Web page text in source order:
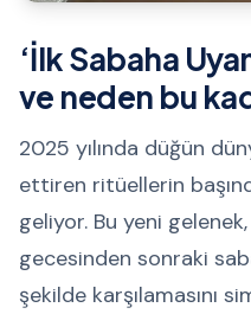
‘İlk Sabaha
ve neden bu
2025 yılında düğün
ettiren ritüellerin
geliyor. Bu yeni
gecesinden sonraki
şekilde karşılamasını